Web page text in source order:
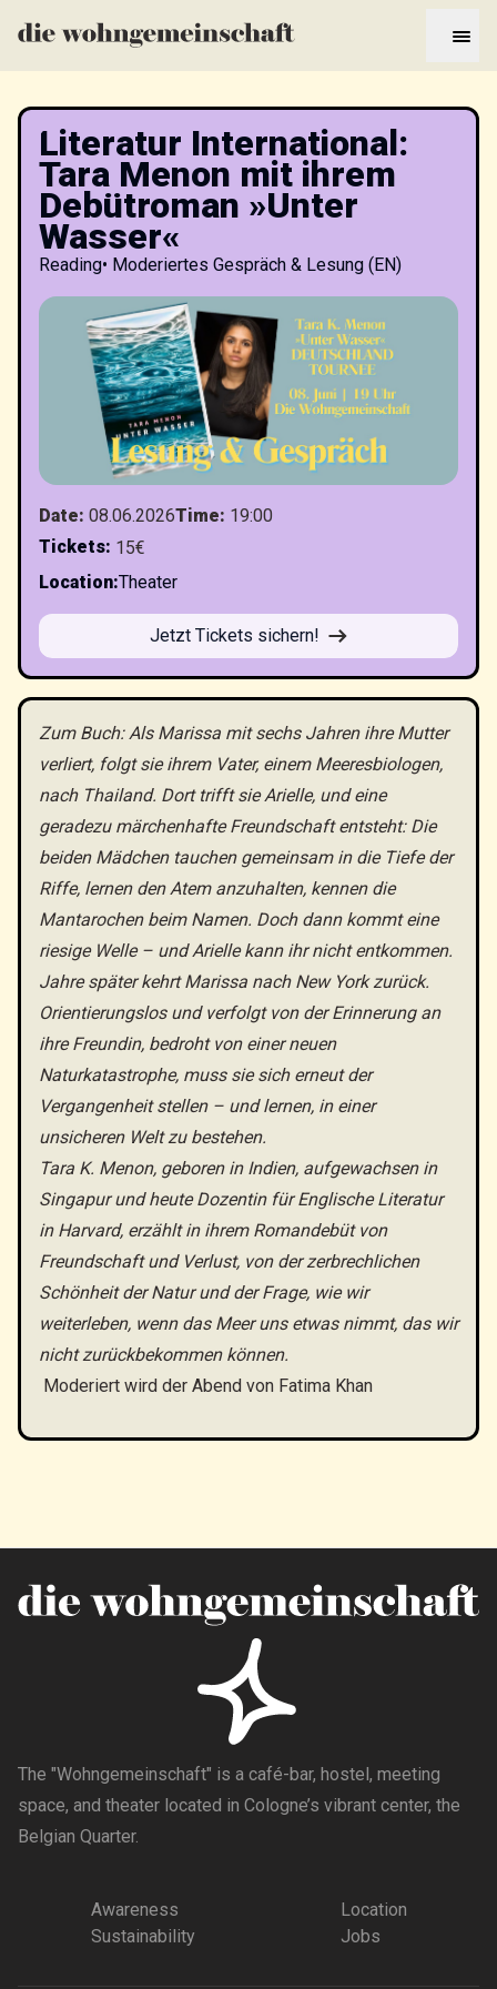
Literatur International:
Tara Menon mit ihrem
Debütroman »Unter
Wasser«
Reading• Moderiertes Gespräch & Lesung (EN)
Date: 08.06.2026Time: 19:00
Tickets: 15€
Location:Theater
Jetzt Tickets sichern!
Zum Buch: Als Marissa mit sechs Jahren ihre Mutter
verliert, folgt sie ihrem Vater, einem Meeresbiologen,
nach Thailand. Dort trifft sie Arielle, und eine
geradezu märchenhafte Freundschaft entsteht: Die
beiden Mädchen tauchen gemeinsam in die Tiefe der
Riffe, lernen den Atem anzuhalten, kennen die
Mantarochen beim Namen. Doch dann kommt eine
riesige Welle – und Arielle kann ihr nicht entkommen.
Jahre später kehrt Marissa nach New York zurück.
Orientierungslos und verfolgt von der Erinnerung an
ihre Freundin, bedroht von einer neuen
Naturkatastrophe, muss sie sich erneut der
Vergangenheit stellen – und lernen, in einer
unsicheren Welt zu bestehen.
Tara K. Menon, geboren in Indien, aufgewachsen in
Singapur und heute Dozentin für Englische Literatur
in Harvard, erzählt in ihrem Romandebüt von
Freundschaft und Verlust, von der zerbrechlichen
Schönheit der Natur und der Frage, wie wir
weiterleben, wenn das Meer uns etwas nimmt, das wir
nicht zurückbekommen können.
Moderiert wird der Abend von Fatima Khan
The "Wohngemeinschaft" is a café-bar, hostel, meeting
space, and theater located in Cologne’s vibrant center, the
Belgian Quarter.
Awareness
Sustainability
Location
Jobs